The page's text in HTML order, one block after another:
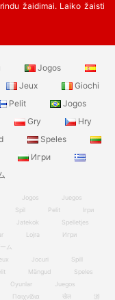
žaidimai. Laiko žaisti
Jogos
Jeux
Giochi
Pelit
Jogos
Gry
Hry
Speles
Игри
Jogos
Juegos
Spil Pelit
Ігри
Jatekok
Spelletjes
Lojra
Игри
ム
Jocuri
Spill
Mängud
Speles
Oyunlar
Juegos
Παιχνίδια खेल 游